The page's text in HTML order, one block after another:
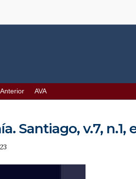
Anterior AVA
Santiago, v.7, n.1,